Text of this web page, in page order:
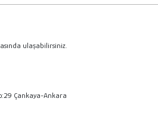
ulaşabilirsiniz.
Çankaya-Ankara